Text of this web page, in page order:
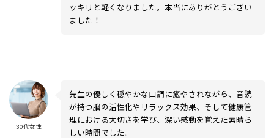
ッキリと軽くなりました。本当にありがとうござい
ました！
30代女性
先生の優しく穏やかな口調に癒やされながら、音読
が持つ脳の活性化やリラックス効果、そして健康管
理における大切さを学び、深い感動を覚えた素晴ら
しい時間でした。